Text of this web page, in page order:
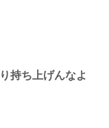
持ち上げんなよ